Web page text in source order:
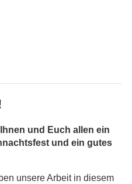
und Euch allen ein
und ein gutes
unsere Arbeit in diesem